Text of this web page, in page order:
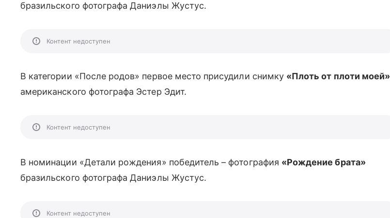
бразильского фотографа Даниэлы Жустус.
Контент недоступен
В категории «После родов» первое место присудили снимку «Плоть от плоти моей»
американского фотографа Эстер Эдит.
Контент недоступен
В номинации «Детали рождения» победитель – фотография «Рождение брата»
бразильского фотографа Даниэлы Жустус.
Контент недоступен